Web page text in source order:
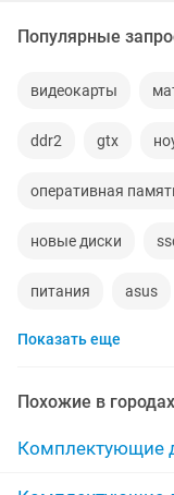
Популярные
видеокарты
ddr2 gtx
оперативная
новые диски
питания asus
переходник
ноутбуки новые
Показать еще
Похожие в городах
Комплектующие